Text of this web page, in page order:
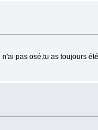
pas osé,tu as toujours